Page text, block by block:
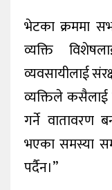
भेटका क्रममा
व्यक्ति
व्यवसायीलाई
व्यक्तिले कसैलाई
गर्ने वातावरण
भएका समस्या
पर्दैन।”